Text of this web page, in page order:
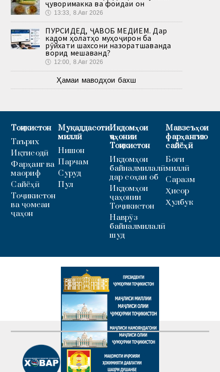
ҷуворимакка ва фоидаи он
🕔 13:33, 8.Авг 2026
ПУРСИДЕД, ҶАВОБ МЕДИҲЕМ. Дар
кадом ҳолатҳо муҳоҷирон ба
рӯйхати шахсони назоратшаванда
ворид мешаванд?
🕔 12:00, 8.Авг 2026
Ҳамаи маводҳои бахш
Тоҷикистон
Таърих
Иқтисодӣ
Фарҳанг ва
маориф
Сайёҳӣ
Тоҷикистон
ва ҷомеаи
ҷаҳон
Муқаддасоти
миллӣ
Нишон
Парчам
Суруд
Пул
Иқдомҳои
ҷаҳонии
Тоҷикистон
Иқдомҳои
байналмилалӣ
дар соҳаи об
Иқдомҳои
ҷаҳонии
Тоҷикистон
Наврӯз
байналмилалӣ
шуд
Мавзеъҳои
фарҳангию
сайёҳӣ
Боғи
миллӣ
Саразм
Ҳисор
Ҳулбук